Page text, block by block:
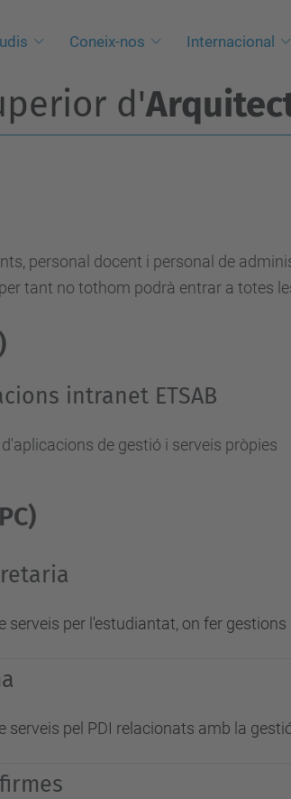
Coneix-nos Internacional
d'
personal docent i personal de
tant no tothom podrà entrar a totes
intranet ETSAB
de gestió i serveis pròpies
serveis per l'estudiantat, on fer
serveis pel PDI relacionats amb la